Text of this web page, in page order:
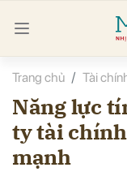
Trang chủ Tài
Năng lực
ty tài
mạnh
luận